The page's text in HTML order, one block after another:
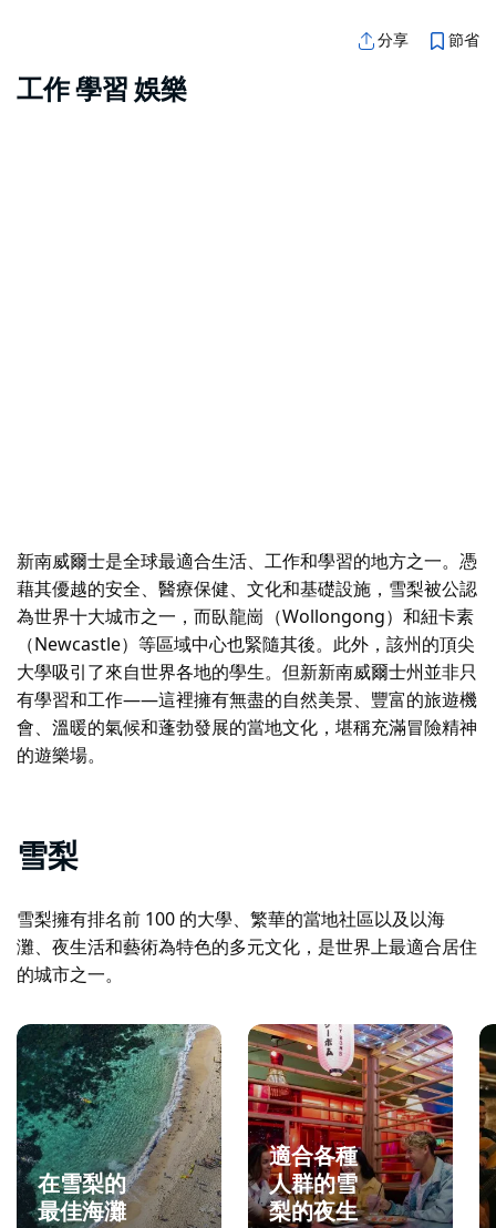
分享 節省
工作 學習 娛樂
新南威爾士是全球最適合生活、工作和學習的地方之一。憑
藉其優越的安全、醫療保健、文化和基礎設施，雪梨被公認
為世界十大城市之一，而臥龍崗（Wollongong）和紐卡素
（Newcastle）等區域中心也緊隨其後。此外，該州的頂尖
大學吸引了來自世界各地的學生。但新新南威爾士州並非只
有學習和工作——這裡擁有無盡的自然美景、豐富的旅遊機
會、溫暖的氣候和蓬勃發展的當地文化，堪稱充滿冒險精神
的遊樂場。
雪梨
雪梨擁有排名前 100 的大學、繁華的當地社區以及以海
灘、夜生活和藝術為特色的多元文化，是世界上最適合居住
的城市之一。
在雪梨的
最佳海灘
適合各種
人群的雪
梨的夜生